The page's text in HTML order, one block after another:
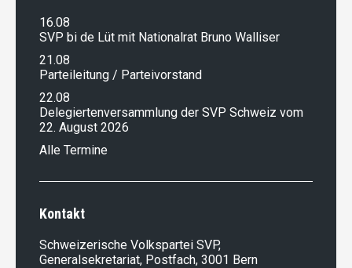
16.08
SVP bi de Lüt mit Nationalrat Bruno Walliser
21.08
Parteileitung / Parteivorstand
22.08
Delegiertenversammlung der SVP Schweiz vom
22. August 2026
Alle Termine
Kontakt
Schweizerische Volkspartei SVP,
Generalsekretariat, Postfach, 3001 Bern